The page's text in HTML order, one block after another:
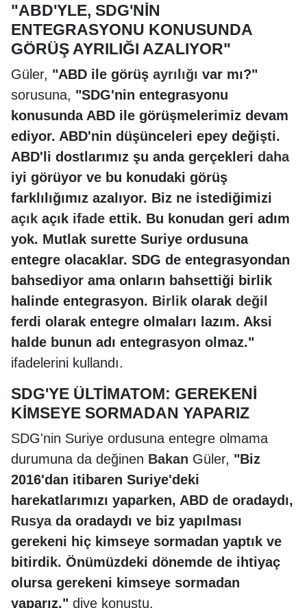
"ABD'YLE, SDG'NİN
ENTEGRASYONU KONUSUNDA
GÖRÜŞ AYRILIĞI AZALIYOR"
Güler, "ABD ile görüş ayrılığı var mı?"
sorusuna, "SDG'nin entegrasyonu
konusunda ABD ile görüşmelerimiz devam
ediyor. ABD'nin düşünceleri epey değişti.
ABD'li dostlarımız şu anda gerçekleri daha
iyi görüyor ve bu konudaki görüş
farklılığımız azalıyor. Biz ne istediğimizi
açık açık ifade ettik. Bu konudan geri adım
yok. Mutlak surette Suriye ordusuna
entegre olacaklar. SDG de entegrasyondan
bahsediyor ama onların bahsettiği birlik
halinde entegrasyon. Birlik olarak değil
ferdi olarak entegre olmaları lazım. Aksi
halde bunun adı entegrasyon olmaz."
ifadelerini kullandı.
SDG'YE ÜLTİMATOM: GEREKENİ
KİMSEYE SORMADAN YAPARIZ
SDG'nin Suriye ordusuna entegre olmama
durumuna da değinen Bakan Güler, "Biz
2016'dan itibaren Suriye'deki
harekatlarımızı yaparken, ABD de oradaydı,
Rusyada oradaydı ve biz yapılması
gerekeni hiç kimseye sormadan yaptık ve
bitirdik. Önümüzdeki dönemde de ihtiyaç
olursa gerekeni kimseye sormadan
yaparız." diye konuştu.